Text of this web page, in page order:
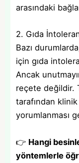
arasındaki
2. Gıda
Bazı
için gıda
Ancak
reçete değildir.
tarafından
yorumlanması
👉 Hangi
yöntemlerle